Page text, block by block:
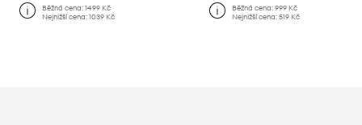
Běžná cena:1499 Kč
Nejnižší cena:1039 Kč
Běžná cena: 999 Kč
Nejnižší cena: 519 Kč